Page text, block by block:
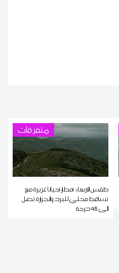
متفرقات
طقس الاربعاء: أمطار أحيانا غزيرة مع
تساقط محلي للبرد والحرارة تصل
إلى 46 درجة